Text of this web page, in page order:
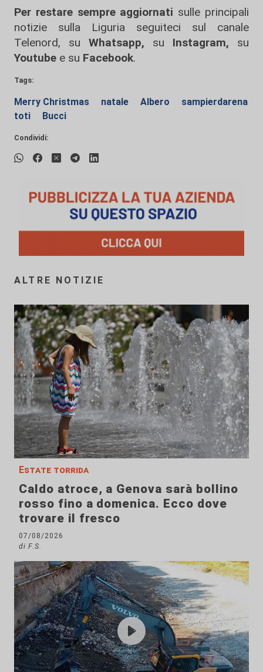
Per restare sempre aggiornati sulle principali
notizie sulla Liguria seguiteci sul canale
Telenord, su
Whatsapp, su Instagram, su
Youtube e su Facebook.
Tags:
Merry Christmas natale Albero
sampierdarena
toti
Bucci
Condividi:
ALTRE NOTIZIE
Estate torrida
Caldo atroce, a Genova sarà bollino
rosso fino a domenica. Ecco dove
trovare il fresco
07/08/2026
di F.S.